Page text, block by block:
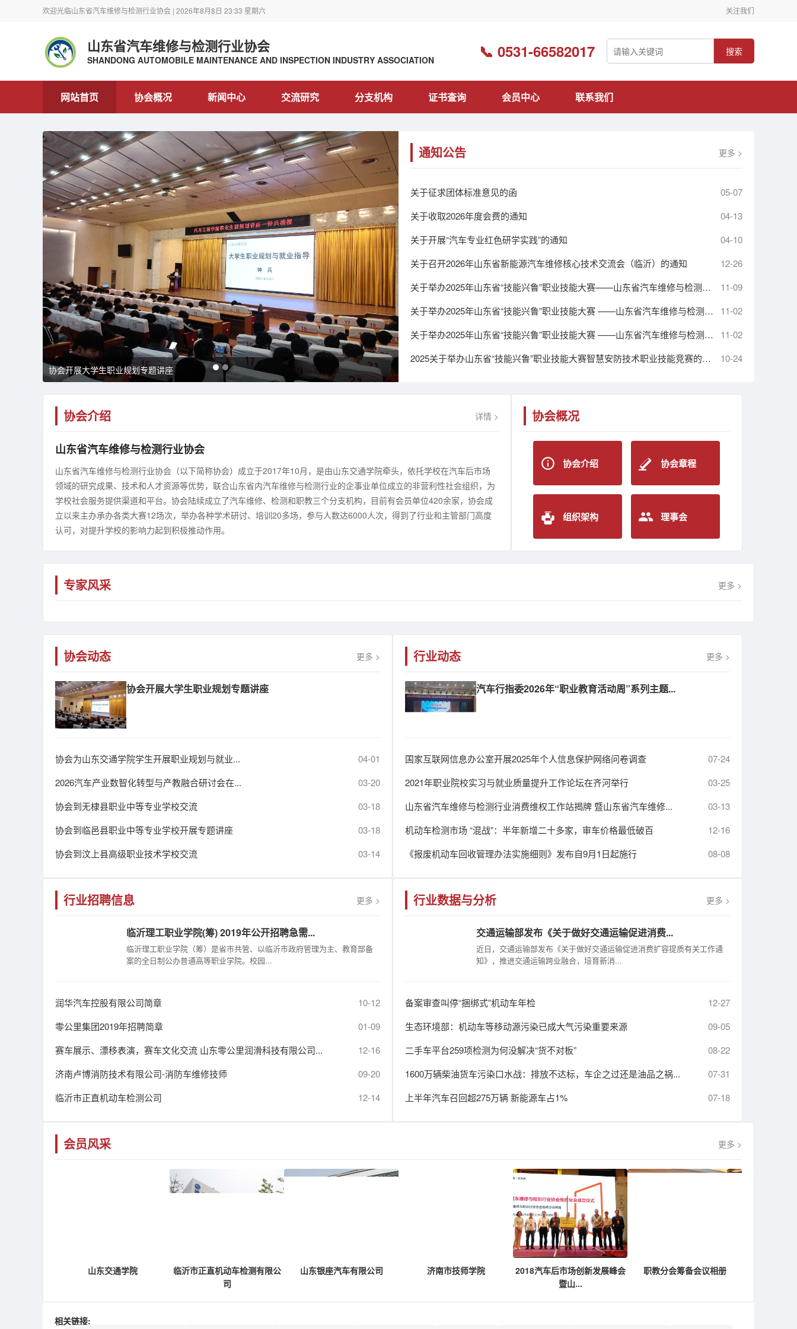
欢迎光临山东省汽车维修与检测行业协会 | 2026年8月8日 23:33 星期六 关注我们
山东省汽车维修与检测行业协会
SHANDONG AUTOMOBILE MAINTENANCE AND INSPECTION INDUSTRY ASSOCIATION 📞 0531-66582017 搜索
网站首页 协会概况 新闻中心 交流研究 分支机构 证书查询 会员中心 联系我们
协会开展大学生职业规划专题讲座
通知公告 更多 >
关于征求团体标准意见的函
05-07
关于收取2026年度会费的通知
04-13
关于开展“汽车专业红色研学实践”的通知
04-10
关于召开2026年山东省新能源汽车维修核心技术交流会（临沂）的通知
12-26
关于举办2025年山东省“技能兴鲁”职业技能大赛——山东省汽车维修与检测行业职业技能竞赛汽车装调工赛项的通知
11-09
关于举办2025年山东省“技能兴鲁”职业技能大赛 ——山东省汽车维修与检测行业职业技能竞赛 汽车维修工赛项的通知
11-02
关于举办2025年山东省“技能兴鲁”职业技能大赛 ——山东省汽车维修与检测行业职业技能竞赛机动车检测工赛项的通知
11-02
2025关于举办山东省“技能兴鲁”职业技能大赛智慧安防技术职业技能竞赛的通知
10-24
协会介绍 详情 >
山东省汽车维修与检测行业协会
山东省汽车维修与检测行业协会（以下简称协会）成立于2017年10月，是由山东交通学院牵头，依托学校在汽车后市场
领域的研究成果、技术和人才资源等优势，联合山东省内汽车维修与检测行业的企事业单位成立的非营利性社会组织，为
学校社会服务提供渠道和平台。协会陆续成立了汽车维修、检测和职教三个分支机构，目前有会员单位420余家，协会成
立以来主办承办各类大赛12场次，举办各种学术研讨、培训20多场，参与人数达6000人次，得到了行业和主管部门高度
认可，对提升学校的影响力起到积极推动作用。
协会概况
协会介绍 协会章程
组织架构 理事会
专家风采 更多 >
协会动态 更多 >
协会开展大学生职业规划专题讲座
协会为山东交通学院学生开展职业规划与就业...
04-01
2026汽车产业数智化转型与产教融合研讨会在...
03-20
协会到无棣县职业中等专业学校交流
03-18
协会到临邑县职业中等专业学校开展专题讲座
03-18
协会到汶上县高级职业技术学校交流
03-14
行业动态 更多 >
汽车行指委2026年“职业教育活动周”系列主题...
国家互联网信息办公室开展2025年个人信息保护网络问卷调查
07-24
2021年职业院校实习与就业质量提升工作论坛在齐河举行
03-25
山东省汽车维修与检测行业消费维权工作站揭牌 暨山东省汽车维修...
03-13
机动车检测市场 “混战”：半年新增二十多家，审车价格最低破百
12-16
《报废机动车回收管理办法实施细则》发布自9月1日起施行
08-08
行业招聘信息 更多 >
临沂理工职业学院(筹) 2019年公开招聘急需...
临沂理工职业学院（筹）是省市共管、以临沂市政府管理为主、教育部备
案的全日制公办普通高等职业学院。校园...
​润华汽车控股有限公司简章
10-12
零公里集团2019年招聘简章
01-09
赛车展示、漂移表演，赛车文化交流 山东零公里润滑科技有限公司...
12-16
济南卢博消防技术有限公司-消防车维修技师
09-20
临沂市正直机动车检测公司
12-14
行业数据与分析 更多 >
交通运输部发布《关于做好交通运输促进消费...
近日，交通运输部发布《关于做好交通运输促进消费扩容提质有关工作通
知》，推进交通运输跨业融合，培育新消...
备案审查叫停“捆绑式”机动车年检
12-27
生态环境部：机动车等移动源污染已成大气污染重要来源
09-05
二手车平台259项检测为何没解决“货不对板”
08-22
1600万辆柴油货车污染口水战：排放不达标，车企之过还是油品之祸...
07-31
上半年汽车召回超275万辆 新能源车占1%
07-18
会员风采 更多 >
山东交通学院
临沂市正直机动车检测有限公
司
山东银座汽车有限公司 济南市技师学院
2018汽车后市场创新发展峰会
暨山...
职教分会筹备会议相册
相关链接: